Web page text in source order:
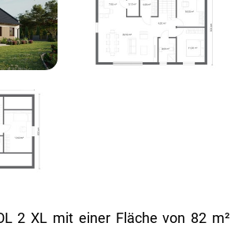
2 XL mit einer Flä­che von 82 m²